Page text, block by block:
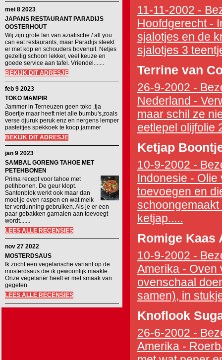
mei 8 2023
JAPANS RESTAURANT PARADIJS
OOSTERHOUT
Wij zijn grote fan van aziatische / all you
can eat restaurants, maar Paradijs steekt
er met kop en schouders bovenuit. Netjes
gezellig schoon lekker, veel keuze en
goede service aan tafel. Vriendel.......
BEKIJK DIT ADRESJE
feb 9 2023
TOKO MAMPIR
Jammer in Terneuzen geen toko ,tja
Boertje maar heeft niet alle bumbu's,zoals
verse djuruk peruk enz en nergens lemper
pasteitjes spekkoek te koop jammer
BEKIJK DIT ADRESJE
jan 9 2023
SAMBAL GORENG TAHOE MET
PETEHBONEN
Prima recept voor tahoe met
petihbonen. De geur klopt.
Santenblok werkt ook maar dan
moet je even raspen en wat melk
ter verdunning gebruiken. Als je er een
paar gebakken garnalen aan toevoegt
wordt.......
LEES ALLE RECENSIES
nov 27 2022
MOSTERDSAUS
Ik zocht een vegetarische variant op de
mosterdsaus die ik gewoonlijk maakte.
Onze vegetariër heeft er met smaak van
gegeten.
LEES ALLE RECENSIES
11-11-2002 -
Hoofdgerecht -
sjalotjes en de
sjalotjes 3
Terrine van
26-9-2002 -
Nederland -
maar schil ze
eetlepel olijfolie
Ketjap
10-9-2002 -
Indonesie -
toevoegen en
ketjap.....
Romige Kaas
10-9-2002 -
Amerika - Oven
ovenschaal
samen), in
Knoflook
26-6-2002 -
Amerika -